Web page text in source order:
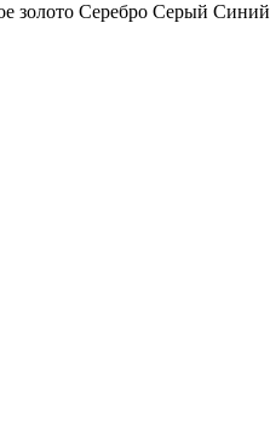
золото Серебро Серый Синий